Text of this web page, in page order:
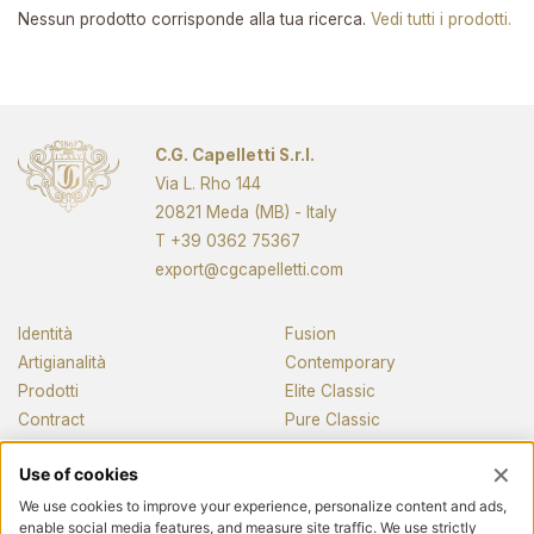
Nessun prodotto corrisponde alla tua ricerca. Vedi tutti i prodotti.
C.G. Capelletti S.r.l.
Via L. Rho 144
20821 Meda (MB) - Italy
T +39 0362 75367
export@cgcapelletti.com
Identità
Artigianalità
Prodotti
Contract
Fusion
Contemporary
Elite Classic
Pure Classic
Pianos
News e media